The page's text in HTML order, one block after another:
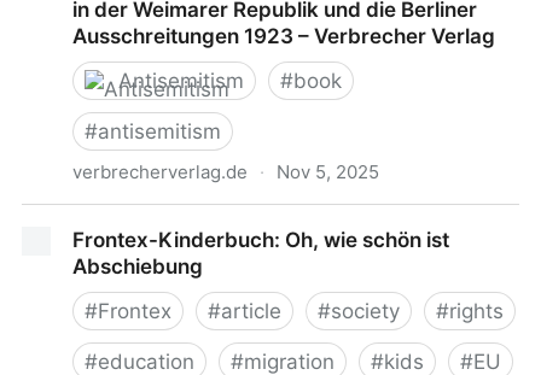
in der Weimarer Republik und die Berliner
Ausschreitungen 1923 – Verbrecher Verlag
Antisemitism
#book
#antisemitism
verbrecherverlag.de · Nov 5, 2025
Weimarer Republik und die Berliner Ausschreitungen
1923 – Verbrecher Verlag
Frontex-Kinderbuch: Oh, wie schön ist
Abschiebung
#Frontex #article #society #rights
#education #migration #kids #EU